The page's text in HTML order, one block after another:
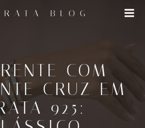
paraBLOG
COM
CRUZ EM
925: